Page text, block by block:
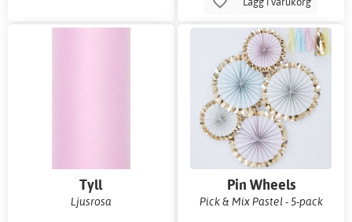
Tyll
Ljusrosa
Pin Wheels
Pick & Mix Pastel - 5-pack